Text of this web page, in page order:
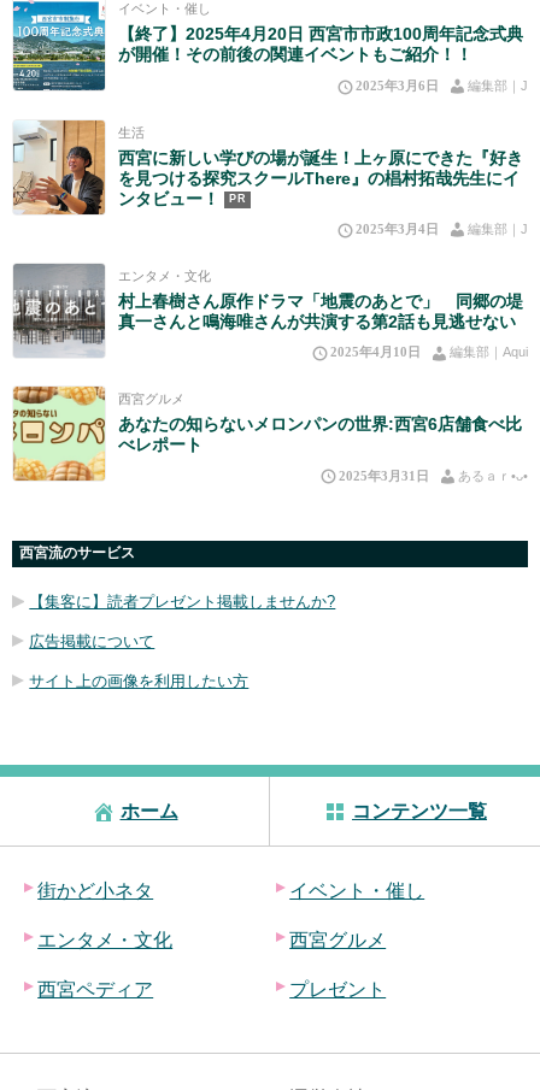
イベント・催し
【終了】2025年4月20日 西宮市市政100周年記念式典
が開催！その前後の関連イベントもご紹介！！
2025年3月6日 編集部｜J
生活
西宮に新しい学びの場が誕生！上ヶ原にできた『好き
を見つける探究スクールThere』の椙村拓哉先生にイ
ンタビュー！
PR
2025年3月4日 編集部｜J
エンタメ・文化
村上春樹さん原作ドラマ「地震のあとで」 同郷の堤
真一さんと鳴海唯さんが共演する第2話も見逃せない
2025年4月10日 編集部｜Aqui
西宮グルメ
あなたの知らないメロンパンの世界:西宮6店舗食べ比
べレポート
2025年3月31日 あるａｒ•⁠ᴗ⁠•⁠
西宮流のサービス
【集客に】読者プレゼント掲載しませんか?
広告掲載について
サイト上の画像を利用したい方
ホーム コンテンツ一覧
街かど小ネタ イベント・催し
エンタメ・文化 西宮グルメ
西宮ペディア プレゼント